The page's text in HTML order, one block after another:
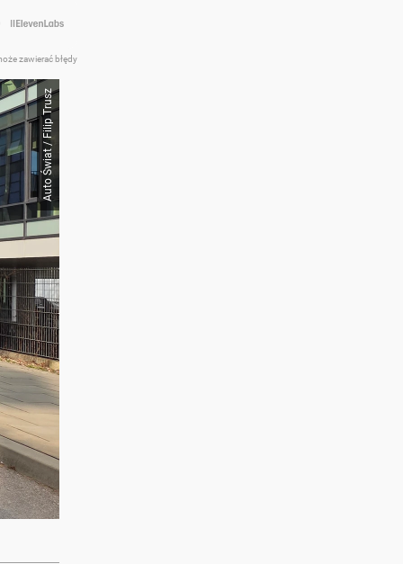
zawierać błędy
Auto Świat / Filip Trusz